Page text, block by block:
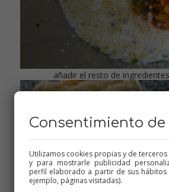
añadir el resto de
Consentimiento de
Utilizamos cookies propias y de
y para mostrarle publicidad
perfil elaborado a partir de sus
ejemplo, páginas visitadas).